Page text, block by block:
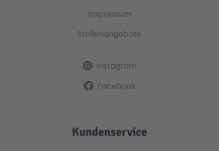
Impressum
Stellenangebote
Instagram
Facebook
Kundenservice